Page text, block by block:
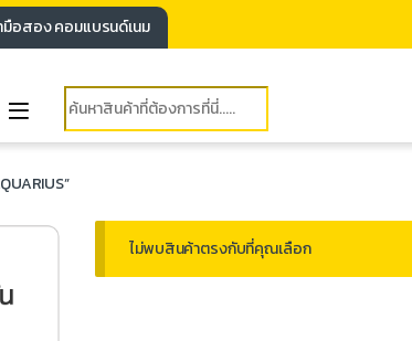
อสอง คอมแบรนด์เนม
ไม่พบสินค้าตรงกับที่คุณเลือก